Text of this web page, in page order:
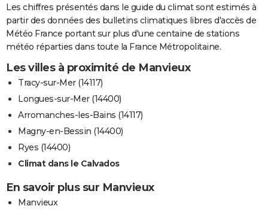
Les chiffres présentés dans le guide du climat sont estimés à
partir des données des bulletins climatiques libres d'accès de
Météo France portant sur plus d'une centaine de stations
météo réparties dans toute la France Métropolitaine.
Les villes à proximité de Manvieux
Tracy-sur-Mer (14117)
Longues-sur-Mer (14400)
Arromanches-les-Bains (14117)
Magny-en-Bessin (14400)
Ryes (14400)
Climat dans le Calvados
En savoir plus sur Manvieux
Manvieux